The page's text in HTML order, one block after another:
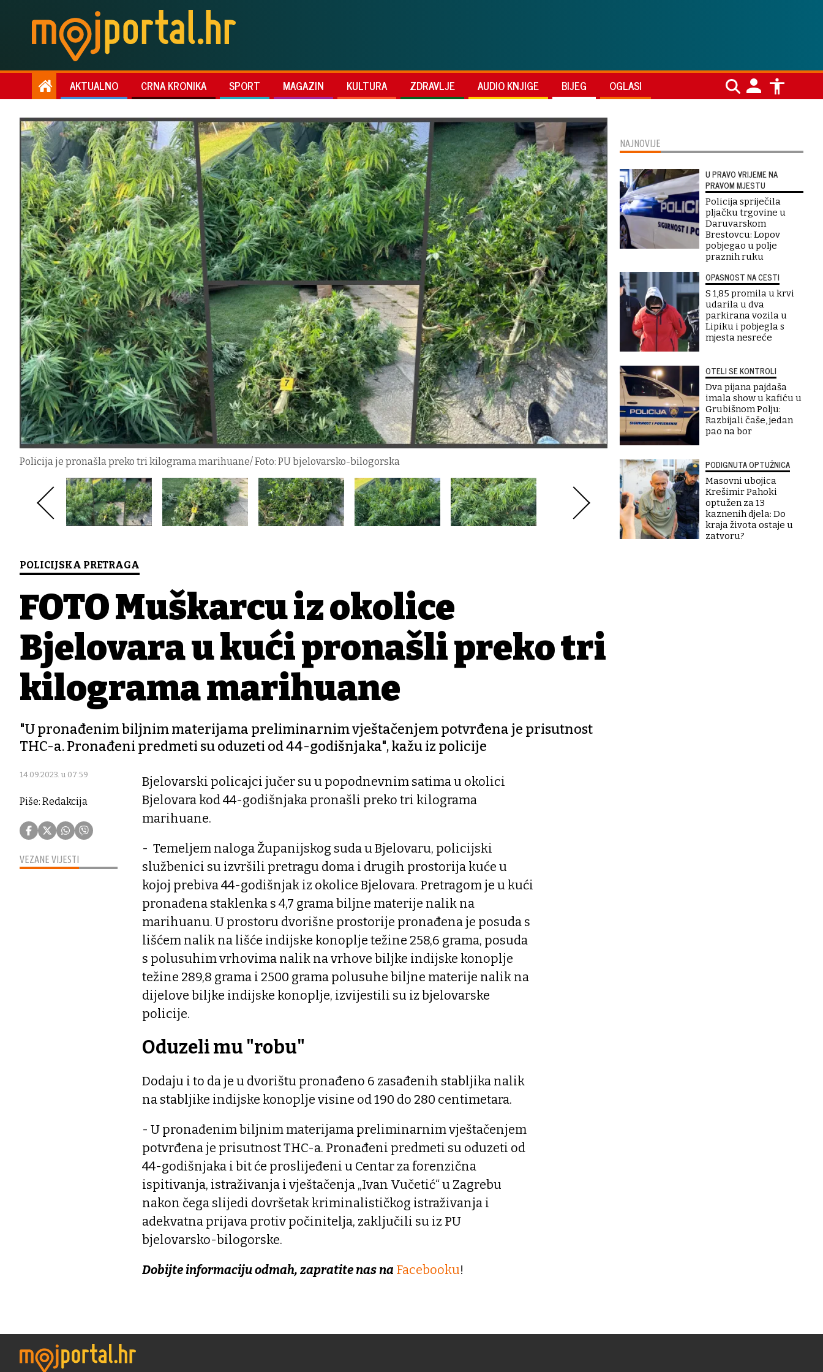
AKTUALNO CRNA KRONIKA SPORT MAGAZIN KULTURA ZDRAVLJE AUDIO KNJIGE BIJEG OGLASI
Policija je pronašla preko tri kilograma marihuane/ Foto: PU bjelovarsko-bilogorska
POLICIJSKA PRETRAGA
FOTO Muškarcu iz okolice
Bjelovara u kući pronašli preko tri
kilograma marihuane
"U pronađenim biljnim materijama preliminarnim vještačenjem potvrđena je prisutnost
THC-a. Pronađeni predmeti su oduzeti od 44-godišnjaka", kažu iz policije
14.09.2023. u 07:59
Piše: Redakcija
VEZANE VIJESTI
Bjelovarski policajci jučer su u popodnevnim satima u okolici
Bjelovara kod 44-godišnjaka pronašli preko tri kilograma
marihuane.
- Temeljem naloga Županijskog suda u Bjelovaru, policijski
službenici su izvršili pretragu doma i drugih prostorija kuće u
kojoj prebiva 44-godišnjak iz okolice Bjelovara. Pretragom je u kući
pronađena staklenka s 4,7 grama biljne materije nalik na
marihuanu. U prostoru dvorišne prostorije pronađena je posuda s
lišćem nalik na lišće indijske konoplje težine 258,6 grama, posuda
s polusuhim vrhovima nalik na vrhove biljke indijske konoplje
težine 289,8 grama i 2500 grama polusuhe biljne materije nalik na
dijelove biljke indijske konoplje, izvijestili su iz bjelovarske
policije.
Oduzeli mu "robu"
Dodaju i to da je u dvorištu pronađeno 6 zasađenih stabljika nalik
na stabljike indijske konoplje visine od 190 do 280 centimetara.
- U pronađenim biljnim materijama preliminarnim vještačenjem
potvrđena je prisutnost THC-a. Pronađeni predmeti su oduzeti od
44-godišnjaka i bit će proslijeđeni u Centar za forenzična
ispitivanja, istraživanja i vještačenja „Ivan Vučetić“ u Zagrebu
nakon čega slijedi dovršetak kriminalističkog istraživanja i
adekvatna prijava protiv počinitelja, zaključili su iz PU
bjelovarsko-bilogorske.
Dobijte informaciju odmah, zapratite nas na Facebooku!
NAJNOVIJE
U PRAVO VRIJEME NA
PRAVOM MJESTU
Policija spriječila
pljačku trgovine u
Daruvarskom
Brestovcu: Lopov
pobjegao u polje
praznih ruku
OPASNOST NA CESTI
S 1,85 promila u krvi
udarila u dva
parkirana vozila u
Lipiku i pobjegla s
mjesta nesreće
OTELI SE KONTROLI
Dva pijana pajdaša
imala show u kafiću u
Grubišnom Polju:
Razbijali čaše, jedan
pao na bor
PODIGNUTA OPTUŽNICA
Masovni ubojica
Krešimir Pahoki
optužen za 13
kaznenih djela: Do
kraja života ostaje u
zatvoru?